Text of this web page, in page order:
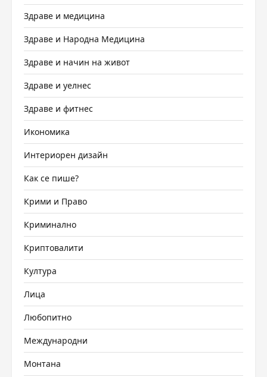
Здраве и медицина
Здраве и Народна Медицина
Здраве и начин на живот
Здраве и уелнес
Здраве и фитнес
Икономика
Интериорен дизайн
Как се пише?
Крими и Право
Криминално
Криптовалити
Култура
Лица
Любопитно
Международни
Монтана